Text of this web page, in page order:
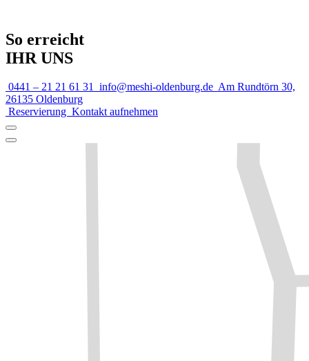
So erreicht
IHR UNS
0441 – 21 21 61 31 info@meshi-oldenburg.de Am Rundtörn 30,
26135 Oldenburg
Reservierung Kontakt aufnehmen